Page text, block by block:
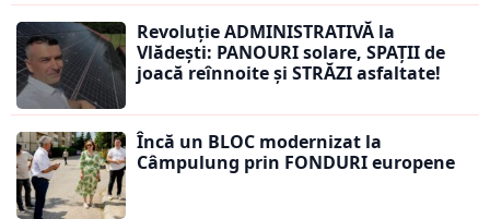
Revoluție ADMINISTRATIVĂ la
Vlădești: PANOURI solare, SPAȚII de
joacă reînnoite și STRĂZI asfaltate!
Încă un BLOC modernizat la
Câmpulung prin FONDURI europene